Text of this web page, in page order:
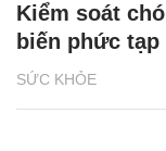
SỨC KHỎE
Kiểm soát
biến phức tạp